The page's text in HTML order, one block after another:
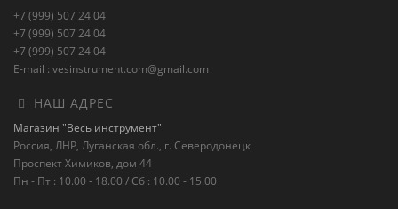
+7 (999) 507 24 04
+7 (999) 507 24 04
+7 (999) 507 24 04
E-mail : vesinstrument.com@gmail.com
НАШ АДРЕС
Магазин "Весь инструмент"
Россия, ЛНР, Луганская обл., г. Северодонецк
Проспект Химиков, дом 44
Пн - Пт : 10.00 - 18.00 / Сб : 10.00 - 15.00